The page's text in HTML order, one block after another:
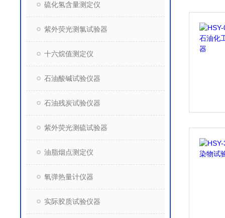
硫化氢含量测定仪
紫外荧光测氯试验器
十六烷值测定仪
石油酸碱试验仪器
石油残炭试验仪器
紫外荧光测硫试验器
油脂烟点测定仪
氧弹热量计仪器
实际胶质试验仪器